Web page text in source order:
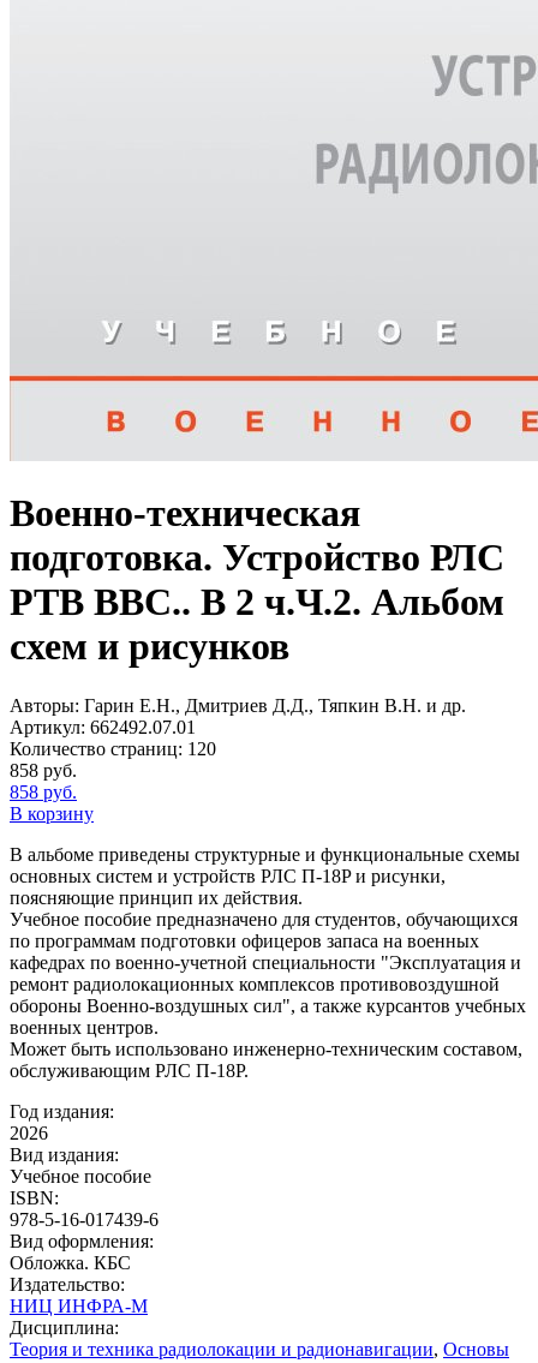
Военно-техническая
подготовка. Устройство РЛС
РТВ ВВС.. В 2 ч.Ч.2. Альбом
схем и рисунков
Авторы: Гарин Е.Н., Дмитриев Д.Д., Тяпкин В.Н. и др.
Артикул: 662492.07.01
Количество страниц: 120
858 руб.
858 руб.
В корзину
В альбоме приведены структурные и функциональные схемы
основных систем и устройств РЛС П-18P и рисунки,
поясняющие принцип их действия.
Учебное пособие предназначено для студентов, обучающихся
по программам подготовки офицеров запаса на военных
кафедрах по военно-учетной специальности "Эксплуатация и
ремонт радиолокационных комплексов противовоздушной
обороны Военно-воздушных сил", а также курсантов учебных
военных центров.
Может быть использовано инженерно-техническим составом,
обслуживающим РЛС П-18Р.
Год издания:
2026
Вид издания:
Учебное пособие
ISBN:
978-5-16-017439-6
Вид оформления:
Обложка. КБС
Издательство:
НИЦ ИНФРА-М
Дисциплина:
Теория и техника радиолокации и радионавигации, Основы